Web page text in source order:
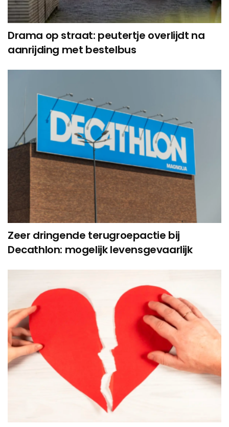
Drama op straat: peutertje overlijdt na
aanrijding met bestelbus
Zeer dringende terugroepactie bij
Decathlon: mogelijk levensgevaarlijk